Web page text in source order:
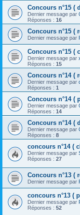
Concours n°15 (
Dernier message par
Réponses : 16
Concours n°15 (
Dernier message par
Concours n°15 (
Dernier message par
Réponses : 15
Concours n°14 (
Dernier message par
Réponses : 1
Concours n°14 (
Dernier message par
Réponses : 14
Concours n°14 (
Dernier message par
Réponses : 8
concours n°14 (
Dernier message par
Réponses : 27
Concours n°13 (
Dernier message par
concours n°13 (
Dernier message par
Réponses : 52